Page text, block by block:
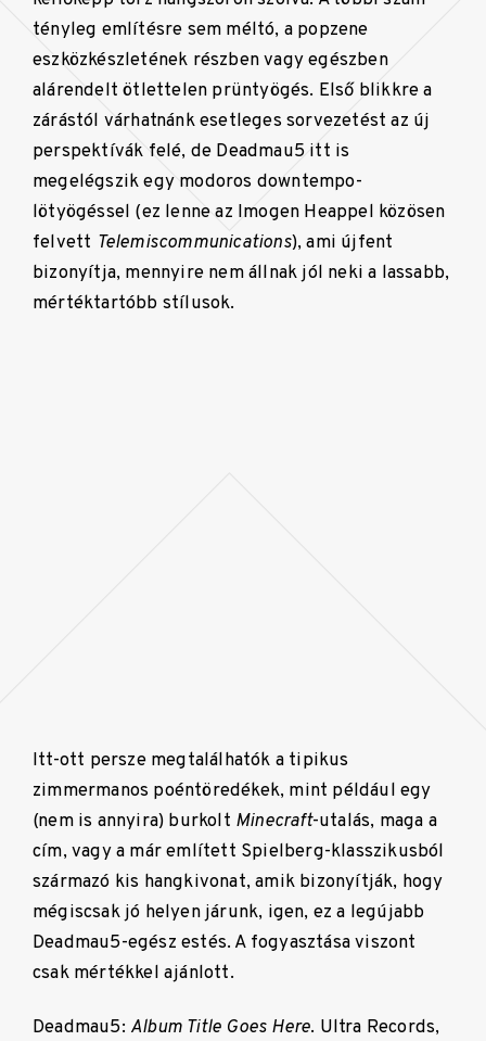
tényleg említésre sem méltó, a popzene
eszközkészletének részben vagy egészben
alárendelt ötlettelen prüntyögés. Első blikkre a
zárástól várhatnánk esetleges sorvezetést az új
perspektívák felé, de Deadmau5 itt is
megelégszik egy modoros downtempo-
lötyögéssel (ez lenne az Imogen Heappel közösen
felvett Telemiscommunications), ami újfent
bizonyítja, mennyire nem állnak jól neki a lassabb,
mértéktartóbb stílusok.
Itt-ott persze megtalálhatók a tipikus
zimmermanos poéntöredékek, mint például egy
(nem is annyira) burkolt Minecraft-utalás, maga a
cím, vagy a már említett Spielberg-klasszikusból
származó kis hangkivonat, amik bizonyítják, hogy
mégiscsak jó helyen járunk, igen, ez a legújabb
Deadmau5-egész estés. A fogyasztása viszont
csak mértékkel ajánlott.
Deadmau5: Album Title Goes Here. Ultra Records,